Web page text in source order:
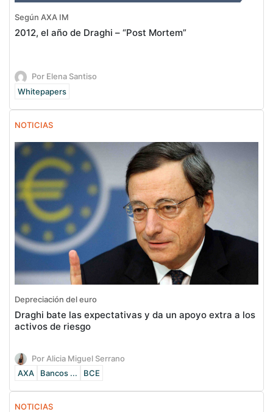
Según AXA IM
2012, el año de Draghi – “Post Mortem”
Por Elena Santiso
Whitepapers
NOTICIAS
Depreciación del euro
Draghi bate las expectativas y da un apoyo extra a los
activos de riesgo
Por Alicia Miguel Serrano
AXA
Bancos ... BCE
NOTICIAS